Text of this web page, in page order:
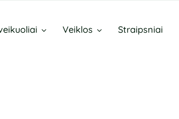
Veiklos Straipsniai